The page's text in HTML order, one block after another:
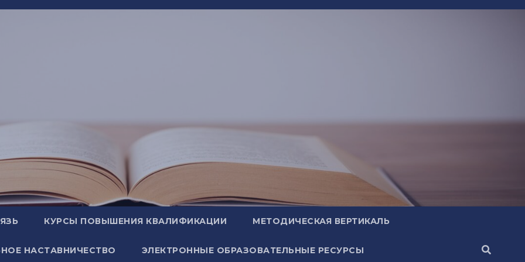
КУРСЫ ПОВЫШЕНИЯ КВАЛИФИКАЦИИ МЕТОДИЧЕСКАЯ ВЕРТИКАЛЬ
НАСТАВНИЧЕСТВО ЭЛЕКТРОННЫЕ ОБРАЗОВАТЕЛЬНЫЕ РЕСУРСЫ